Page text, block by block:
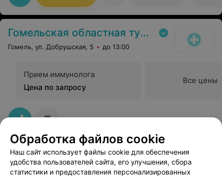
Гомельская областная туберкулезная клиническая больница
Гомель, ул. Добрушская, 5 до 13:00
Прием иммунолога
Цена по запросу
Все цены
Обработка файлов cookie
Наш сайт использует файлы cookie для обеспечения
удобства пользователей сайта, его улучшения, сбора
статистики и предоставления персонализированных